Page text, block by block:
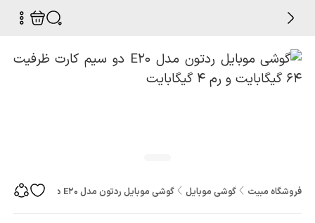
فروشگاه مبیت گوشی موبایل گوشی موبایل ردتون مدل E20 دو سیم کارت ظرفیت 64 گیگابایت و رم 4 گیگابایت